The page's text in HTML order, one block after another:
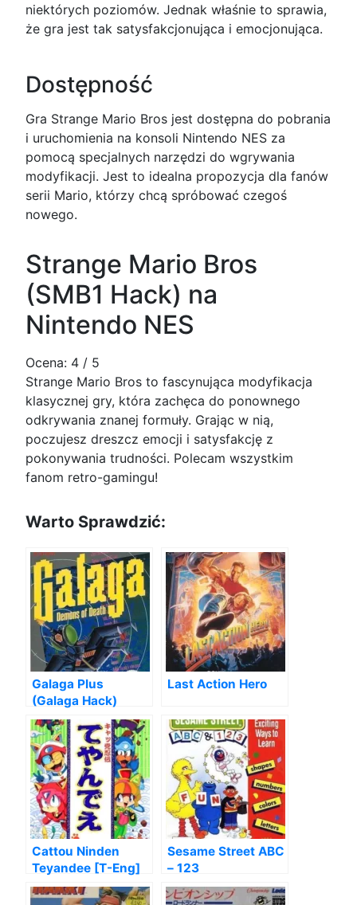
niektórych poziomów. Jednak właśnie to sprawia,
że gra jest tak satysfakcjonująca i emocjonująca.
Dostępność
Gra Strange Mario Bros jest dostępna do pobrania
i uruchomienia na konsoli Nintendo NES za
pomocą specjalnych narzędzi do wgrywania
modyfikacji. Jest to idealna propozycja dla fanów
serii Mario, którzy chcą spróbować czegoś
nowego.
Strange Mario Bros
(SMB1 Hack) na
Nintendo NES
Ocena: 4 / 5
Strange Mario Bros to fascynująca modyfikacja
klasycznej gry, która zachęca do ponownego
odkrywania znanej formuły. Grając w nią,
poczujesz dreszcz emocji i satysfakcję z
pokonywania trudności. Polecam wszystkim
fanom retro-gamingu!
Warto Sprawdzić:
Galaga Plus
(Galaga Hack)
Last Action Hero
Cattou Ninden
Teyandee [T-Eng]
Sesame Street ABC
– 123